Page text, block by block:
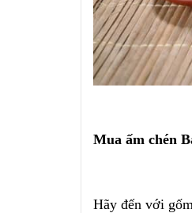
Mua ấm chén
Hãy đến với